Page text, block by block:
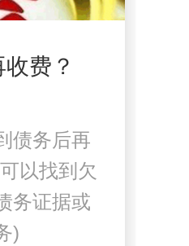
费？
债务后再
以找到欠
务证据或
)